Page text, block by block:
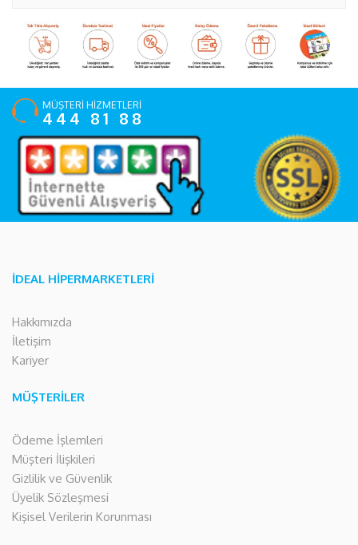
MÜŞTERİ HİZMETLERİ
444 81 88
İDEAL HİPERMARKETLERİ
Hakkımızda
İletişim
Kariyer
MÜŞTERİLER
Ödeme İşlemleri
Müşteri İlişkileri
Gizlilik ve Güvenlik
Üyelik Sözleşmesi
Kişisel Verilerin Korunması